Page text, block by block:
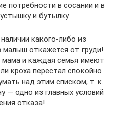
потребности в сосании и в
и бутылку.
какого-либо из
малыш откажется от груди!
и каждая семья имеют
кроха перестал спокойно
над этим списком, т. к.
— одно из главных условий
отказа!